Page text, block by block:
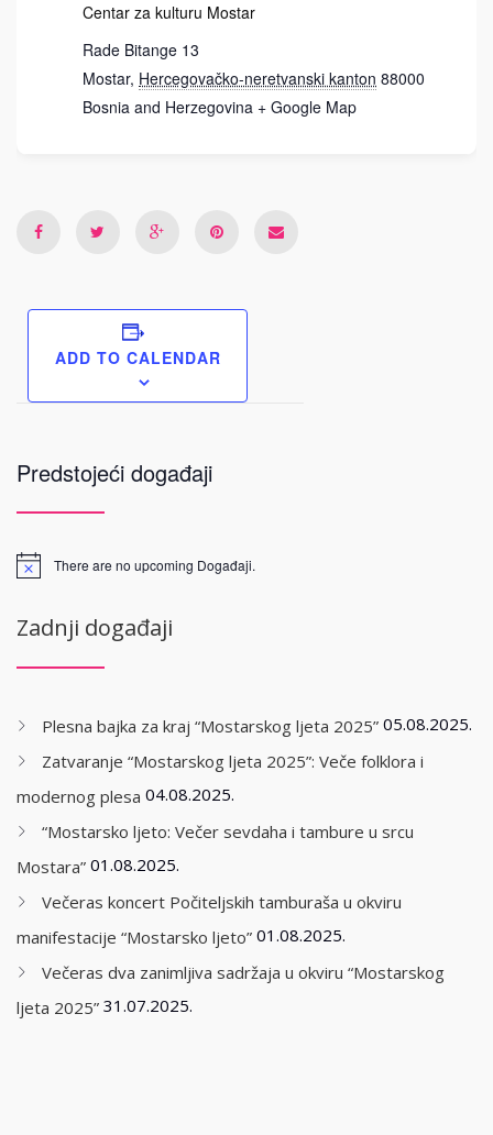
Centar za kulturu Mostar
Rade Bitange 13
Mostar, Hercegovačko-neretvanski kanton 88000
Bosnia and Herzegovina + Google Map
ADD TO CALENDAR
Predstojeći događaji
There are no upcoming Događaji.
Zadnji događaji
Plesna bajka za kraj “Mostarskog ljeta 2025” 05.08.2025.
Zatvaranje “Mostarskog ljeta 2025”: Veče folklora i
modernog plesa 04.08.2025.
“Mostarsko ljeto: Večer sevdaha i tambure u srcu
Mostara” 01.08.2025.
Večeras koncert Počiteljskih tamburaša u okviru
manifestacije “Mostarsko ljeto” 01.08.2025.
Večeras dva zanimljiva sadržaja u okviru “Mostarskog
ljeta 2025” 31.07.2025.